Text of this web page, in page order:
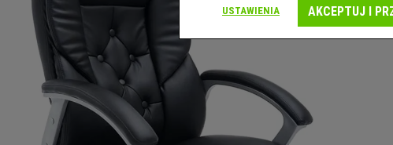
USTAWIENIA AKCEPTUJ I